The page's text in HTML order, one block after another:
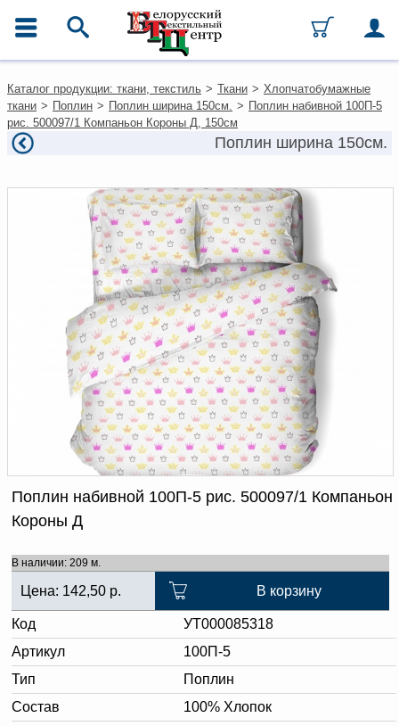
Каталог
Ткани
Домашний текстиль
Одежда
Текстиль для ресторанов и
Текстильная галантерея и
фурнитура
Условия работы
Оплата и доставка
Как оформить заказ
Вакансии
Как нас найти
Написать нам
Доверенность на
получение груза
Документы по работе с
персональными данными
Письмо руководителю
Вопросы и ответы
Каталог продукции: ткани, текстиль > Ткани > Хлопчатобумажные
ткани > Поплин > Поплин ширина 150см. > Поплин набивной 100П-5
рис. 500097/1 Компаньон Короны Д, 150см
Поплин ширина 150см.
Поплин набивной 100П-5 рис. 500097/1 Компаньон
Короны Д
В наличии: 209 м.
Цена: 142,50 р. В корзину
Код
УТ000085318
Артикул
100П-5
Тип
Поплин
Состав
100% Хлопок
корзину